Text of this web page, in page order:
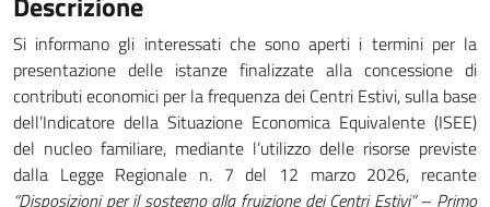
Si informano gli interessati che sono aperti i termini per la
presentazione delle istanze finalizzate alla concessione di
contributi economici per la frequenza dei Centri Estivi, sulla base
dell’Indicatore della Situazione Economica Equivalente (ISEE)
del nucleo familiare, mediante l’utilizzo delle risorse previste
dalla Legge Regionale n. 7 del 12 marzo 2026, recante
“Disposizioni per il sostegno alla fruizione dei Centri Estivi” – Primo